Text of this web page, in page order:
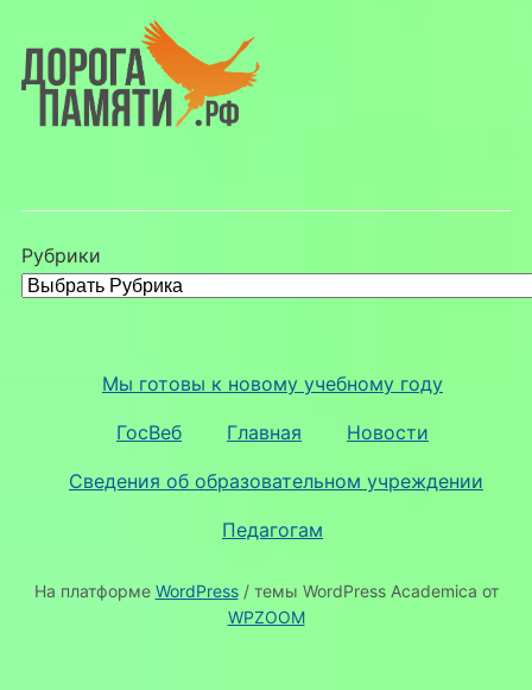
Рубрики
Мы готовы к новому учебному году
ГосВеб Главная Новости
Сведения об образовательном учреждении
Педагогам
На платформе WordPress/ темы WordPress Academica от
WPZOOM